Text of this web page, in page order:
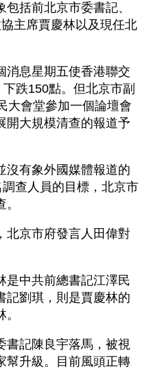
括前北京市委書記、
主席賈慶林以及現任北
消息星期五使香港聯交
跌150點。但北京市副
大會堂參加一個論壇會
開大規模清查的報道予
沒有象外國媒體報道的
查人員的目標，北京市
北京市府發言人田偉對
是中共前總書記江澤民
記劉琪，則是賈慶林的
書記陳良宇落馬，被視
幫升級。目前風頭正轉